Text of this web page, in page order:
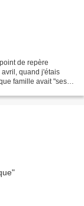
de repère
quand j'étais
famille avait "ses